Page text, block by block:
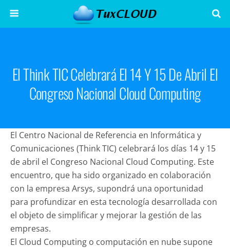
El Think TIC Celebrará El 14 Y 15 De Abril El
Congreso Nacional Cloud Computing
El Centro Nacional de Referencia en Informática y
Comunicaciones (Think TIC) celebrará los días 14 y 15
de abril el Congreso Nacional Cloud Computing. Este
encuentro, que ha sido organizado en colaboración
con la empresa Arsys, supondrá una oportunidad
para profundizar en esta tecnología desarrollada con
el objeto de simplificar y mejorar la gestión de las
empresas.
El Cloud Computing o computación en nube supone